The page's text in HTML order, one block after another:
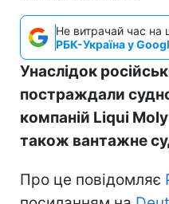
Не витрачай час на
РБК-Україна у
Унаслідок
постраждали
компаній Liqui Moly
також вантажне
Про це повідомляє